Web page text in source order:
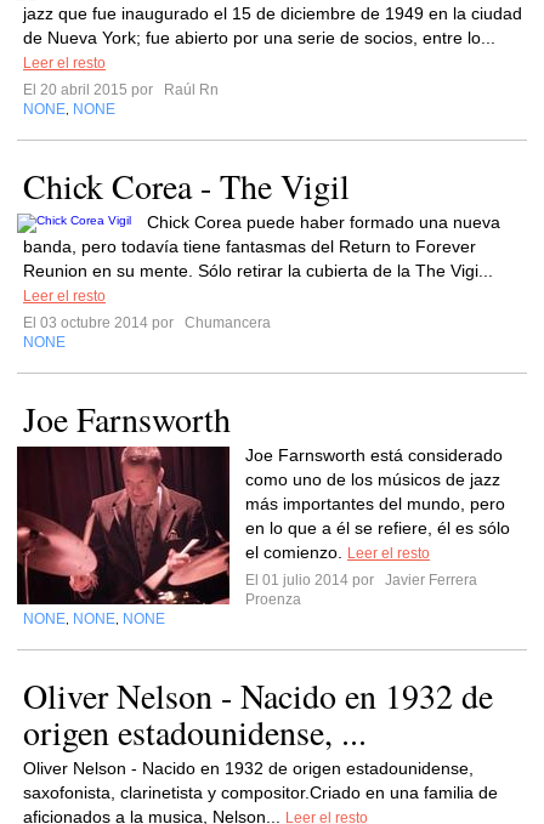
jazz que fue inaugurado el 15 de diciembre de 1949 en la ciudad
de Nueva York; fue abierto por una serie de socios, entre lo...
Leer el resto
El 20 abril 2015 por
Raúl Rn
NONE NONE
Chick Corea - The Vigil
Chick Corea puede haber formado una nueva
banda, pero todavía tiene fantasmas del Return to Forever
Reunion en su mente. Sólo retirar la cubierta de la The Vigi...
Leer el resto
El 03 octubre 2014 por
Chumancera
NONE
Joe Farnsworth
Joe Farnsworth está considerado
como uno de los músicos de jazz
más importantes del mundo, pero
en lo que a él se refiere, él es sólo
el comienzo.
Leer el resto
El 01 julio 2014 por
Javier Ferrera
Proenza
NONE NONE NONE
Oliver Nelson - Nacido en 1932 de
origen estadounidense, ...
Oliver Nelson - Nacido en 1932 de origen estadounidense,
saxofonista, clarinetista y compositor.Criado en una familia de
aficionados a la musica, Nelson...
Leer el resto